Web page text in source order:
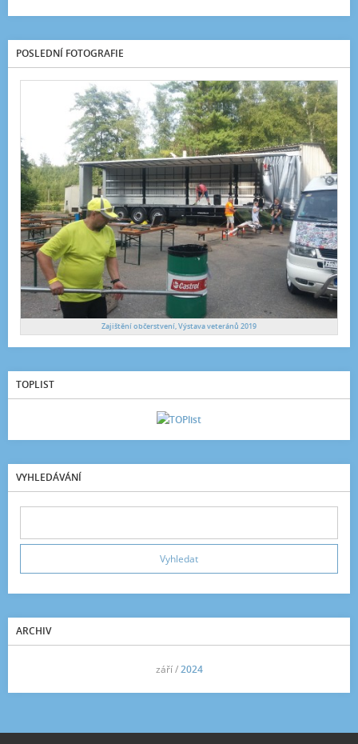
POSLEDNÍ FOTOGRAFIE
Zajištění občerstvení, Výstava veteránů 2019
TOPLIST
VYHLEDÁVÁNÍ
ARCHIV
září /2024